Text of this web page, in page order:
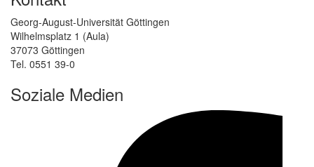
Georg-August-Universität Göttingen
Wilhelmsplatz 1 (Aula)
37073 Göttingen
Tel. 0551 39-0
Soziale Medien